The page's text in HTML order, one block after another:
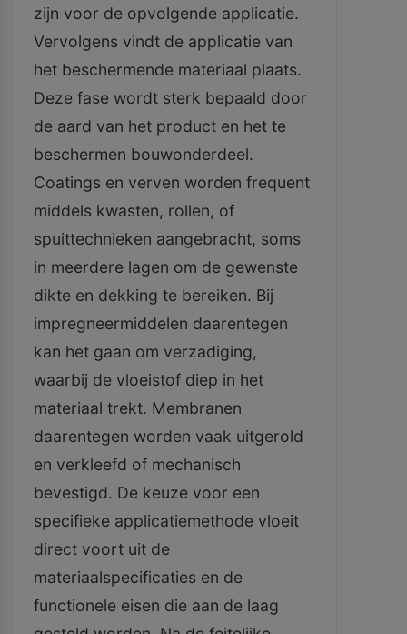
zijn voor de opvolgende applicatie.
Vervolgens vindt de applicatie van
het beschermende materiaal plaats.
Deze fase wordt sterk bepaald door
de aard van het product en het te
beschermen bouwonderdeel.
Coatings en verven worden frequent
middels kwasten, rollen, of
spuittechnieken aangebracht, soms
in meerdere lagen om de gewenste
dikte en dekking te bereiken. Bij
impregneermiddelen daarentegen
kan het gaan om verzadiging,
waarbij de vloeistof diep in het
materiaal trekt. Membranen
daarentegen worden vaak uitgerold
en verkleefd of mechanisch
bevestigd. De keuze voor een
specifieke applicatiemethode vloeit
direct voort uit de
materiaalspecificaties en de
functionele eisen die aan de laag